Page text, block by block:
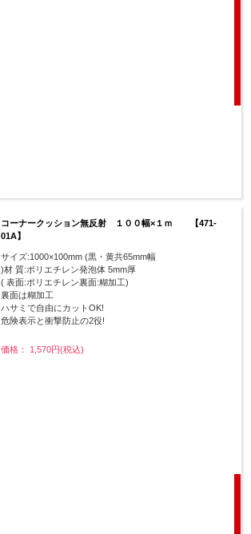
コーナークッション無反射 １００幅×１ｍ 【471-
01A】
サイズ:1000×100mm (黒・黄共65mm幅
)材 質:ポリエチレン発泡体 5mm厚
( 表面:ポリエチレン裏面:糊加工)
裏面は糊加工
ハサミで自由にカットOK!
危険表示と衝撃防止の2役!
価格： 1,570円(税込)